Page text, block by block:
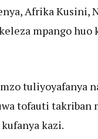
Afrika Kusini,
mpango huo
tuliyoyafanya
tofauti takriban
kazi.